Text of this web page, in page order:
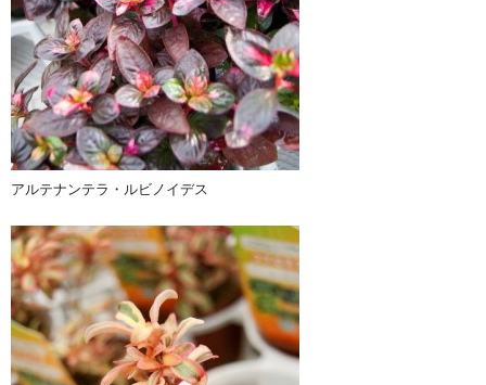
アルテナンテラ・ルビノイデス